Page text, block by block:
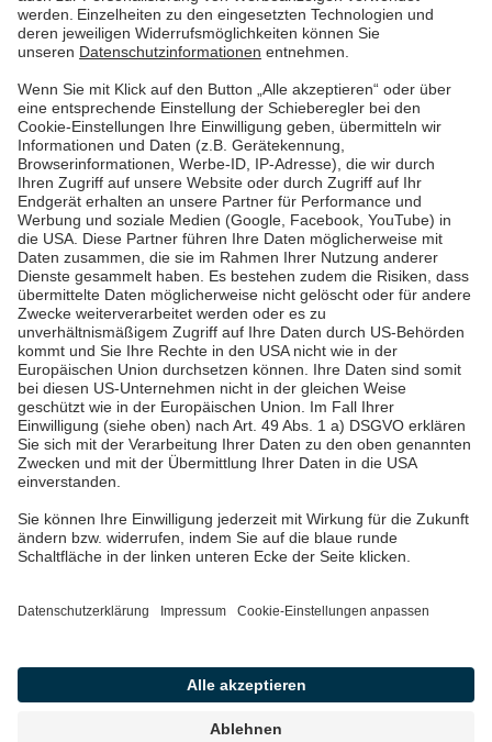
sich dabei in den letzten Jahren zu einem wahren
Paradies für die imposanten Tiere entwickelt.
Mehr lesen
Mehr lesen
Pfalzwerke
Über uns & Autoren
Datenschutz
Impressum
Barrierefreiheit
Wir sind die Pfalzwerke: